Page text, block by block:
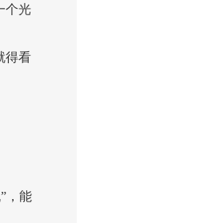
个光
得看
，能